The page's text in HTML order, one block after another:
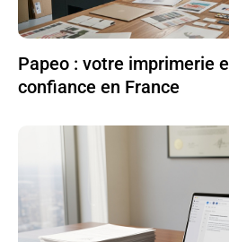
Papeo : votre imprimerie
confiance en France